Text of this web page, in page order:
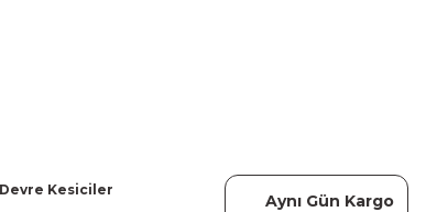
Kesiciler
Aynı Gün Kargo